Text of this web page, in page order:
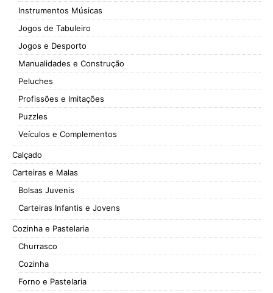
Instrumentos Músicas
Jogos de Tabuleiro
Jogos e Desporto
Manualidades e Construção
Peluches
Profissões e Imitações
Puzzles
Veículos e Complementos
Calçado
Carteiras e Malas
Bolsas Juvenis
Carteiras Infantis e Jovens
Cozinha e Pastelaria
Churrasco
Cozinha
Forno e Pastelaria